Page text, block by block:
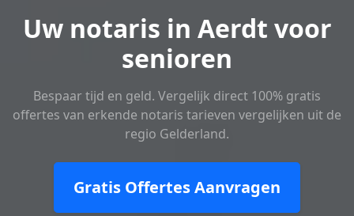
Uw notaris in Aerdt voor
senioren
Bespaar tijd en geld. Vergelijk direct 100% gratis
offertes van erkende notaris tarieven vergelijken uit de
regio Gelderland.
Gratis Offertes Aanvragen